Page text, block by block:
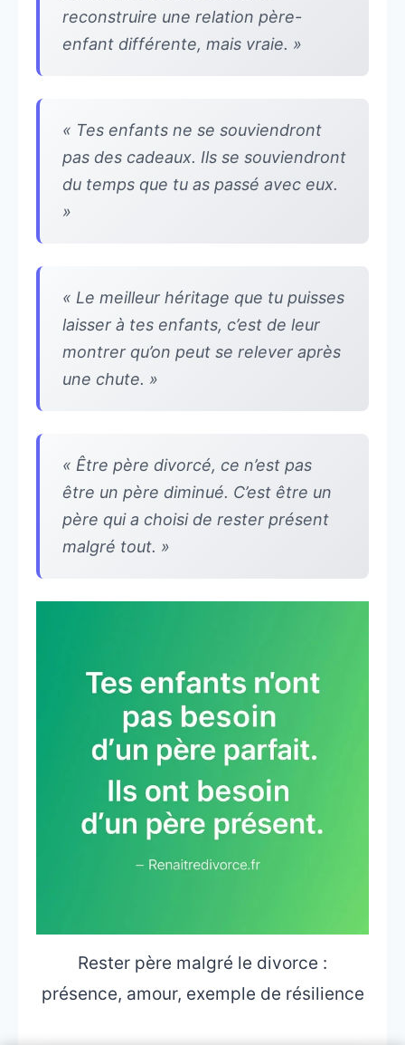
reconstruire une relation père-
enfant différente, mais vraie. »
« Tes enfants ne se souviendront
pas des cadeaux. Ils se souviendront
du temps que tu as passé avec eux.
»
« Le meilleur héritage que tu puisses
laisser à tes enfants, c’est de leur
montrer qu’on peut se relever après
une chute. »
« Être père divorcé, ce n’est pas
être un père diminué. C’est être un
père qui a choisi de rester présent
malgré tout. »
Rester père malgré le divorce :
présence, amour, exemple de résilience